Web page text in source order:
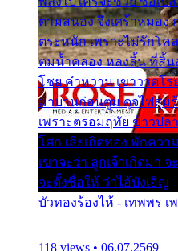
ตามสนอง จึงเศร้าหมอง
ตระหนัก เพราะไม่รักโค
ตมน้ำคลอง หลงลิ้น ที่สิ้น
โชย คำหวาน เขาวาดโ
มาบานก่อนตูม ดุจไฟสุม
เพราะตรอมฤทัย ข้าวปล
โศก เสียเถิดทอง พักควา
เขาจะว่า ลูกเจ้าเกิดมา
จะตั้งชื่อให้ ว่าไอ้บังเอิญ
บัวทองร้องไห้ - เทพพร เ
118 views • 06.07.2569